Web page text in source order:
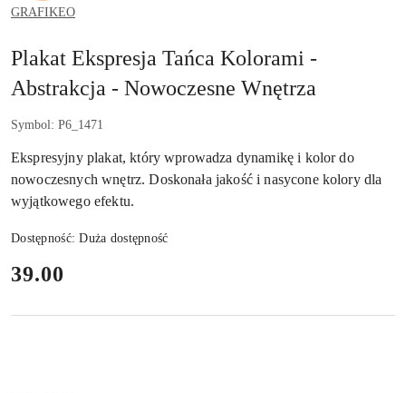
GRAFIKEO
Plakat Ekspresja Tańca Kolorami -
Abstrakcja - Nowoczesne Wnętrza
Symbol: P6_1471
Ekspresyjny plakat, który wprowadza dynamikę i kolor do
nowoczesnych wnętrz. Doskonała jakość i nasycone kolory dla
wyjątkowego efektu.
Dostępność:Duża dostępność
cena:
39.00